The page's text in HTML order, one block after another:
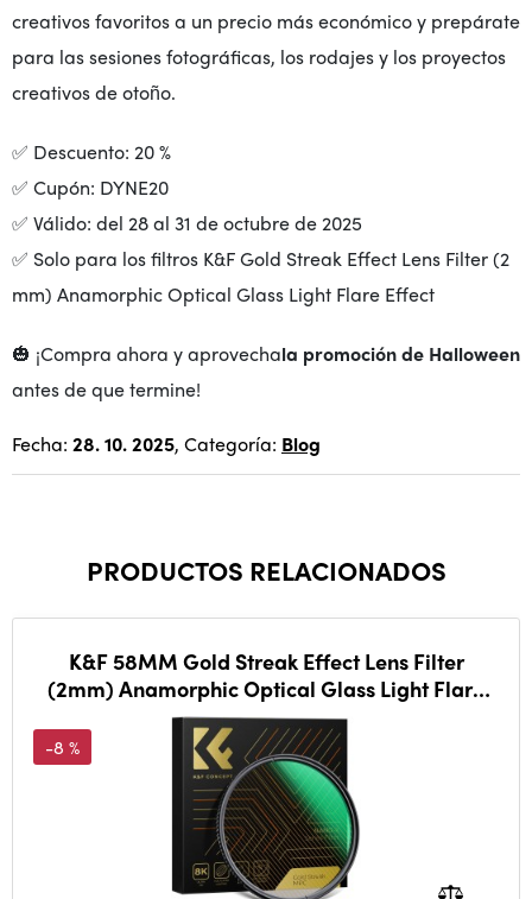
creativos favoritos a un precio más económico y prepárate
para las sesiones fotográficas, los rodajes y los proyectos
creativos de otoño.
✅ Descuento: 20 %
✅ Cupón: DYNE20
✅ Válido: del 28 al 31 de octubre de 2025
✅ Solo para los filtros K&F Gold Streak Effect Lens Filter (2
mm) Anamorphic Optical Glass Light Flare Effect
🎃 ¡Compra ahora y aprovechala promoción de Halloween
antes de que termine!
Fecha: 28. 10. 2025, Categoría: Blog
PRODUCTOS RELACIONADOS
K&F 58MM Gold Streak Effect Lens Filter
(2mm) Anamorphic Optical Glass Light Flare
Effect
-8 %